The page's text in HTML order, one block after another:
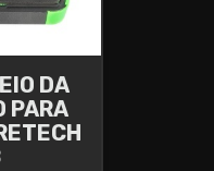
DA
PARA